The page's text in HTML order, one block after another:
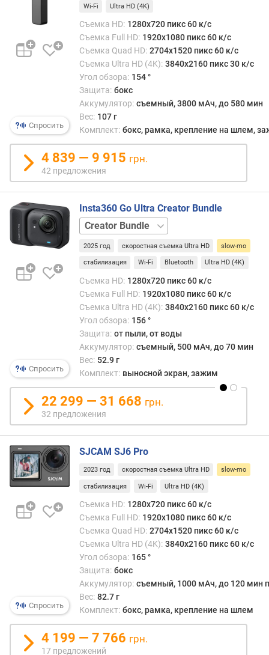
м
г
а
е
л
е
й
с
в
е
т
с
л
а
н
ь
д
и
с
п
л
е
(
и
ц
а
д
Спросить
Wi-Fi Ultra HD (4K)
Съемка HD: 1280x720 пикс 60 к/с
Съемка Full HD: 1920x1080 пикс 60 к/с
Съемка Quad HD: 2704x1520 пикс 60 к/с
Съемка Ultra HD (4K): 3840x2160 пикс 30 к/с
Угол обзора: 154 °
Защита: бокс
Аккумулятор: съемный, 3800 мАч, до 580 мин
Вес: 107 г
Комплект: бокс, рамка, крепление на шлем,
4 839 — 9 915 грн.
42 предложения
Спросить
Insta360 Go Ultra Creator Bundle
базовый
набор
2025 год скоростная съемка Ultra HD slow-mo
стабилизация Wi-Fi Bluetooth Ultra HD (4K)
Съемка HD: 1280x720 пикс 60 к/с
Съемка Full HD: 1920x1080 пикс 60 к/с
Съемка Ultra HD (4K): 3840x2160 пикс 60 к/с
Угол обзора: 156 °
Защита: от пыли, от воды
Аккумулятор: съемный, 500 мАч, до 70 мин
Вес: 52.9 г
Комплект: выносной экран, зажим
22 299 — 31 668 грн.
32 предложения
Спросить
SJCAM SJ6 Pro
2023 год скоростная съемка Ultra HD slow-mo
стабилизация Wi-Fi Ultra HD (4K)
Съемка HD: 1280x720 пикс 60 к/с
Съемка Full HD: 1920x1080 пикс 60 к/с
Съемка Quad HD: 2704x1520 пикс 60 к/с
Съемка Ultra HD (4K): 3840x2160 пикс 60 к/с
Угол обзора: 165 °
Защита: бокс
Аккумулятор: съемный, 1000 мАч, до 120 мин
Вес: 82.7 г
Комплект: бокс, рамка, крепление на шлем
4 199 — 7 766 грн.
17 предложений